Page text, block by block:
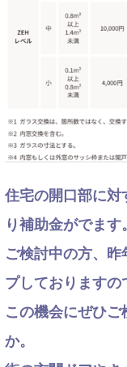
住宅の開口部に対
り補助金がでます。
ご検討中の方、昨
プしておりますの
この機会にぜひご
か。